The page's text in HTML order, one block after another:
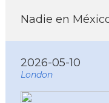
Nadie en
2026-05-10
London